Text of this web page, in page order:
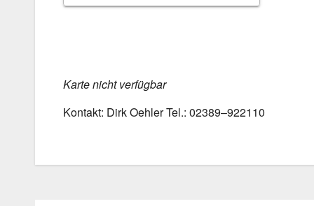
Kar­te nicht ver­füg­bar
Kon­takt: Dirk Oeh­ler Tel.: 02389–922110